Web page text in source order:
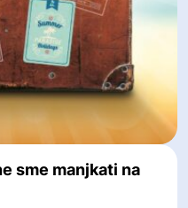
sme manjkati na